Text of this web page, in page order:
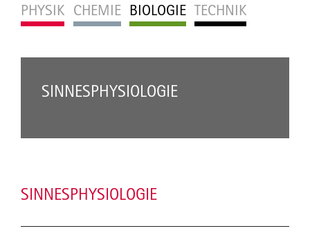
PHYSIK CHEMIE BIOLOGIE TECHNIK
SINNESPHYSIOLOGIE
SINNESPHYSIOLOGIE